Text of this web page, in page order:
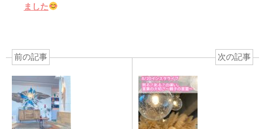
ました
前の記事 次の記事